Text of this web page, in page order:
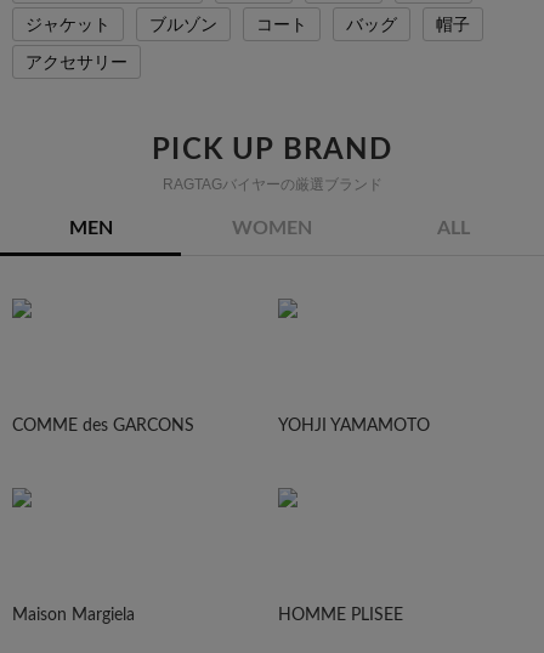
ジャケット
ブルゾン コート バッグ
帽子
アクセサリー
PICK UP BRAND
RAGTAGバイヤーの厳選ブランド
MEN WOMEN ALL
COMME des GARCONS YOHJI YAMAMOTO
Maison Margiela HOMME PLISEE